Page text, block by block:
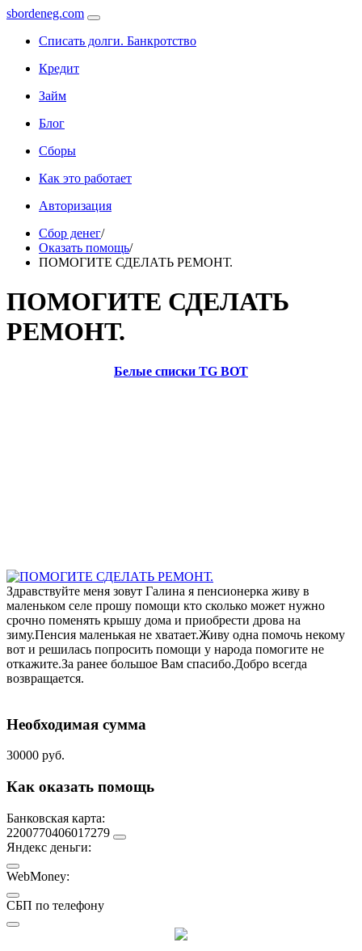
sbordeneg.com
Списать долги. Банкротство
Кредит
Займ
Блог
Сборы
Как это работает
Авторизация
Сбор денег/
Оказать помощь/
ПОМОГИТЕ СДЕЛАТЬ РЕМОНТ.
ПОМОГИТЕ СДЕЛАТЬ
РЕМОНТ.
Белые списки TG BOT
Здравствуйте меня зовут Галина я пенсионерка живу в
маленьком селе прошу помощи кто сколько может нужно
срочно поменять крышу дома и приобрести дрова на
зиму.Пенсия маленькая не хватает.Живу одна помочь некому
вот и решилась попросить помощи у народа помогите не
откажите.За ранее большое Вам спасибо.Добро всегда
возвращается.
Необходимая сумма
30000 руб.
Как оказать помощь
Банковская карта:
2200770406017279
Яндекс деньги:
WebMoney:
СБП по телефону